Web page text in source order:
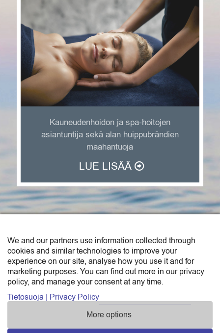
Kauneudenhoidon ja spa-hoitojen
asiantuntija sekä alan huippubrändien
maahantuoja
LUE LISÄÄ
SAGA TRADE FINLAND OY
Saga Trade Finland Oy on Sunborn-konsernin
maahantuonti- ja tukkukauppayksikkö.
Katso yhteystiedot »
We and our partners use information collected through
cookies and similar technologies to improve your
experience on our site, analyse how you use it and for
marketing purposes. You can find out more in our privacy
policy, and manage your consent at any time.
Tietosuoja | Privacy Policy
More options